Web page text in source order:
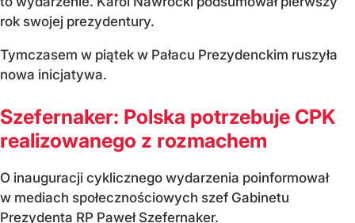
rok swojej prezydentury.
Tymczasem w piątek w Pałacu Prezydenckim ruszyła
nowa inicjatywa.
Szefernaker: Polska potrzebuje CPK
realizowanego z rozmachem
O inauguracji cyklicznego wydarzenia poinformował
w mediach społecznościowych szef Gabinetu
Prezydenta RP Paweł Szefernaker.